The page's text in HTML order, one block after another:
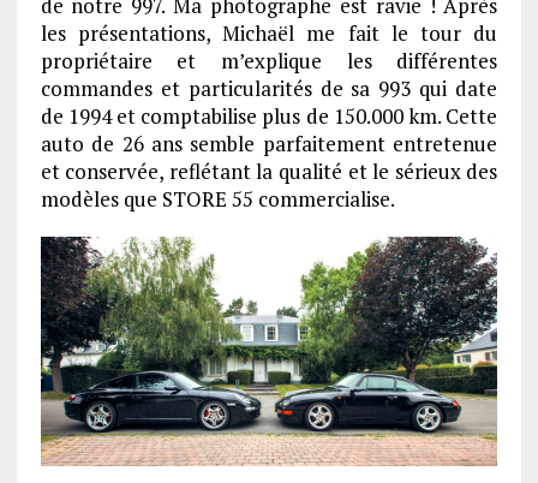
les présentations, Michaël me fait le tour du
propriétaire et m’explique les différentes
commandes et particularités de sa 993 qui date
de 1994 et comptabilise plus de 150.000 km. Cette
auto de 26 ans semble parfaitement entretenue
et conservée, reflétant la qualité et le sérieux des
modèles que STORE 55 commercialise.